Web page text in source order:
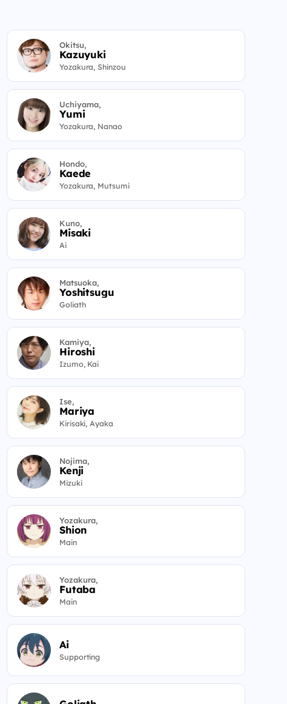
Okitsu,
Kazuyuki
Yozakura, Shinzou
Uchiyama,
Yumi
Yozakura, Nanao
Hondo,
Kaede
Yozakura, Mutsumi
Kuno,
Misaki
Ai
Matsuoka,
Yoshitsugu
Goliath
Kamiya,
Hiroshi
Izumo, Kai
Ise,
Mariya
Kirisaki, Ayaka
Nojima,
Kenji
Mizuki
Yozakura,
Shion
Main
Yozakura,
Futaba
Main
Ai
Supporting